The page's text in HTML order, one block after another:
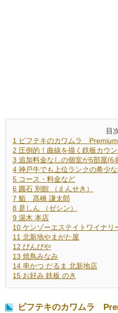
目
1 ビフテキのカワムラ
2 圧倒的！曲線を描く鉄板カウ
3 追加料金なしの個室が5部屋(6
4 神戸牛でも上位ランクの希少
5 コース・料金など
6 圓石 別館 （えんせき）
7 鮨 髙橋 謙太郎
8 是しん （ゼシン）
9 湯木 本店
10 ケンゾーエステイトワイナリ
11 北新地やまがた屋
12 びんびや
13 焼鳥みなみ
14 串かつ だるま 北新地店
15 お好み 鉄板 のき
ビフテキのカワムラ